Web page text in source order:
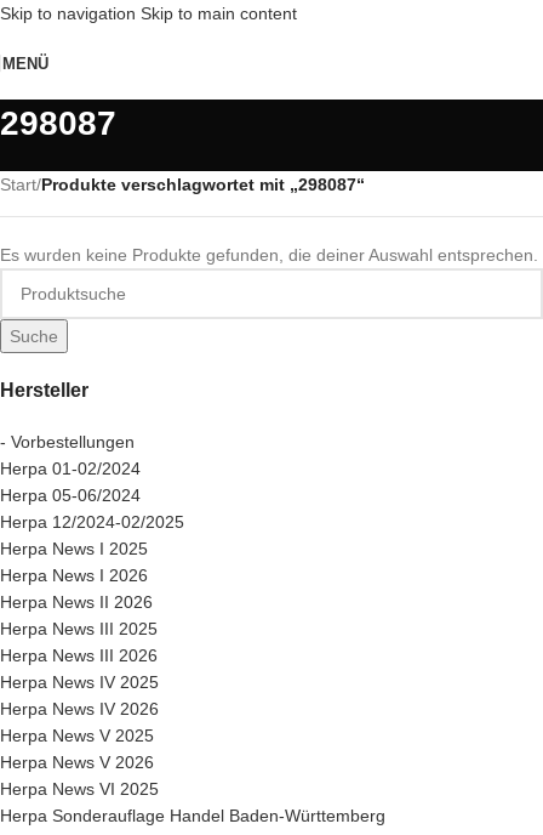
Skip to navigation Skip to main content
MENÜ
298087
Hersteller
- Vorbestellungen
Herpa 01-02/2024
Herpa 05-06/2024
Herpa 12/2024-02/2025
Herpa News I 2025
Herpa News I 2026
Herpa News II 2026
Herpa News III 2025
Herpa News III 2026
Herpa News IV 2025
Herpa News IV 2026
Herpa News V 2025
Herpa News V 2026
Herpa News VI 2025
Herpa Sonderauflage Handel Baden-Württemberg
Start/Produkte verschlagwortet mit „298087“
Es wurden keine Produkte gefunden, die deiner Auswahl entsprechen.
Suche